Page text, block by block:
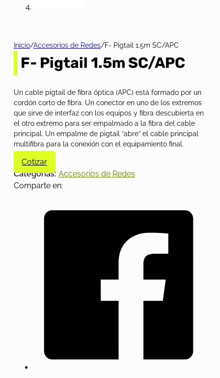
Inicio/Accesorios de Redes/F- Pigtail 1.5m SC/APC
F- Pigtail 1.5m SC/APC
Un cable pigtail de fibra óptica (APC) está formado por un
cordón corto de fibra. Un conector en uno de los extremos
que sirve de interfaz con los equipos y fibra descubierta en
el otro extremo para ser empalmado a la fibra del cable
principal. Un empalme de pigtail “abre” el cable principal
multifibra para la conexión con el equipamiento final.
Cotizar
Categorías: Accesorios de Redes
Comparte en: